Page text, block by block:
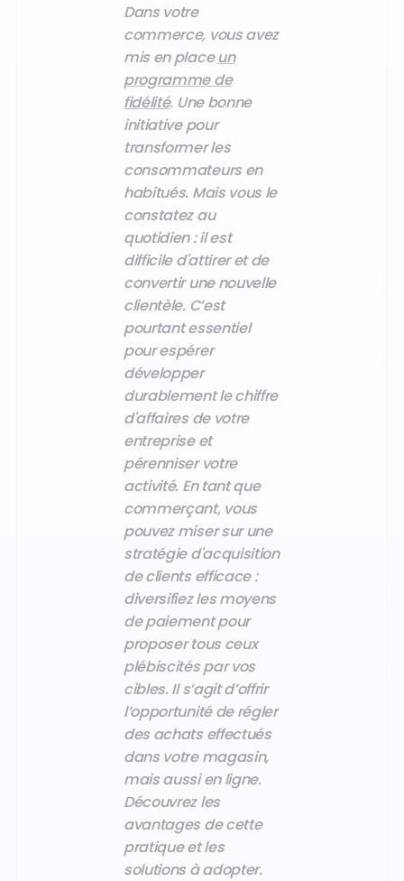
Dans votre
commerce, vous avez
mis en placeun
programme de
fidélité. Une bonne
initiative pour
transformer les
consommateurs en
habitués. Mais vous le
constatez au
quotidien : il est
difficile d'attirer et de
convertir une nouvelle
clientèle. C’est
pourtant essentiel
pour espérer
développer
durablement le chiffre
d'affaires de votre
entreprise et
pérenniser votre
activité. En tant que
commerçant, vous
pouvez miser sur une
stratégie d'acquisition
de clients efficace :
diversifiez les moyens
de paiement pour
proposer tous ceux
plébiscités par vos
cibles. Il s’agit d’offrir
l’opportunité de régler
des achats effectués
dans votre magasin,
mais aussi en ligne.
Découvrez les
avantages de cette
pratique et les
solutions à adopter.